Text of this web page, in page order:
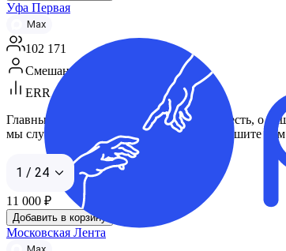
Уфа Первая
Max
102 171
Смешанная аудитория
ERR 46%
Главный канал Уфы в MAX. Пишем как есть, о
мы случайно нарушили ваши права, напишите
1 / 24
11 000 ₽
Добавить в корзину
Московская Лента